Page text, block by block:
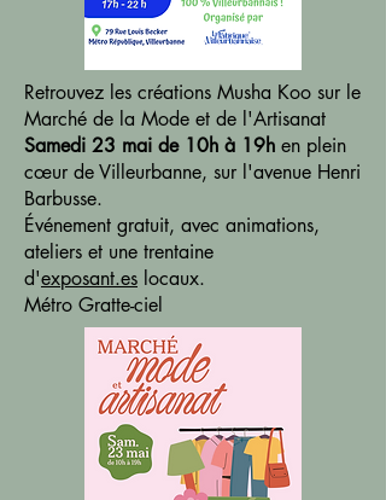
Retrouvez les créations Musha Koo sur le
Marché de la Mode et de l'Artisanat
Samedi 23 mai de 10h à 19h en plein
cœur de Villeurbanne, sur l'avenue Henri
Barbusse.
Événement gratuit, avec animations,
ateliers et une trentaine
d'exposant.es locaux.
Métro Gratte-ciel